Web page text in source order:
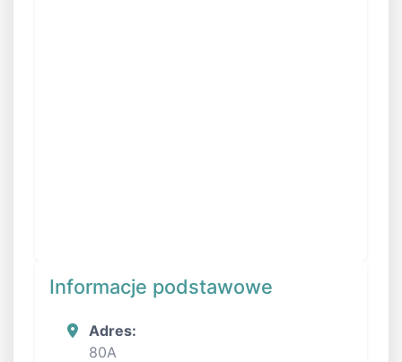
Informacje podstawowe
Adres:
80A